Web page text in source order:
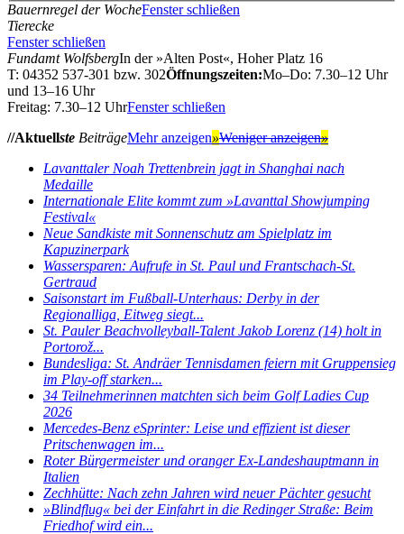
Bauernregel der WocheFenster schließen
Tierecke
Fenster schließen
Fundamt WolfsbergIn der »Alten Post«, Hoher Platz 16
T: 04352 537-301 bzw. 302Öffnungszeiten:Mo–Do: 7.30–12 Uhr
und 13–16 Uhr
Freitag: 7.30–12 UhrFenster schließen
//Aktuellste BeiträgeMehr anzeigen»Weniger anzeigen»
Lavanttaler Noah Trettenbrein jagt in Shanghai nach
Medaille
Internationale Elite kommt zum »Lavanttal Showjumping
Festival«
Neue Sandkiste mit Sonnenschutz am Spielplatz im
Kapuzinerpark
Wassersparen: Aufrufe in St. Paul und Frantschach-St.
Gertraud
Saisonstart im Fußball-Unterhaus: Derby in der
Regionalliga, Eitweg siegt...
St. Pauler Beachvolleyball-Talent Jakob Lorenz (14) holt in
Portorož...
Bundesliga: St. Andräer Tennisdamen feiern mit Gruppensieg
im Play-off starken...
34 Teilnehmerinnen matchten sich beim Golf Ladies Cup
2026
Mercedes-Benz eSprinter: Leise und effizient ist dieser
Pritschenwagen im...
Roter Bürgermeister und oranger Ex-Landeshauptmann in
Italien
Zechhütte: Nach zehn Jahren wird neuer Pächter gesucht
»Blindflug« bei der Einfahrt in die Redinger Straße: Beim
Friedhof wird ein...